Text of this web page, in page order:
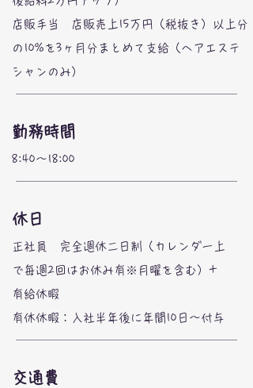
店販手当 店販売上15万円（税抜き）以上分
の10%を3ヶ月分まとめて支給（ヘアエステ
シャンのみ）
勤務時間
8:40〜18:00
休日
正社員 完全週休二日制（カレンダー上
で毎週2回はお休み有※月曜を含む）+
有給休暇
​有休休暇：入社半年後に年間10日〜付与
交通費